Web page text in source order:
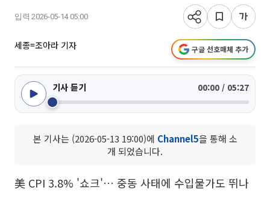
입력 2026-05-14 05:00
세종=조아라 기자 구글 선호매체 추가
기사 듣기 00:00 / 05:27
본 기사는 (2026-05-13 19:00)에 Channel5을 통해 소
개 되었습니다.
美 CPI 3.8% '쇼크'… 중동 사태에 수입물가도 뛰나